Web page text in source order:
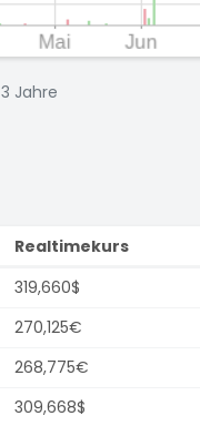
3 Jahre
Realtimekurs
319,660$
270,125€
268,775€
309,668$